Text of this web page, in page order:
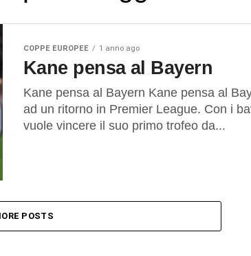
COPPE EUROPEE 1 anno ago
Kane pensa al Bayern
Kane pensa al Bayern Kane pensa al
ad un ritorno in Premier League. Con i
vuole vincere il suo primo trofeo da...
POSTS